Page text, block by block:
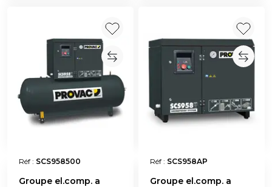
Réf : SCS958500
Groupe el.comp. a
Réf : SCS958AP
Groupe el.comp. a